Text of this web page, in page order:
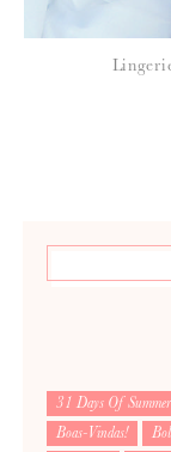
31 Days Of Summer
Boas-Vindas!